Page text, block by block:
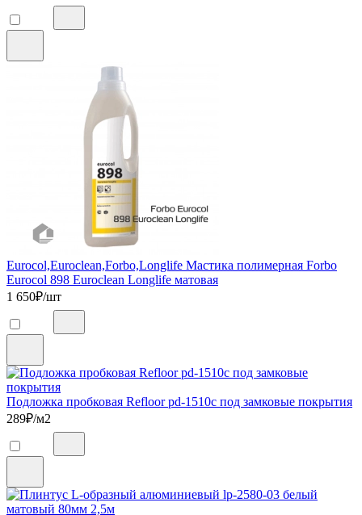
Eurocol,Euroclean,Forbo,Longlife Мастика полимерная Forbo
Eurocol 898 Euroclean Longlife матовая
1 650₽/шт
Подложка пробковая Refloor pd-1510c под замковые покрытия
289₽/м2